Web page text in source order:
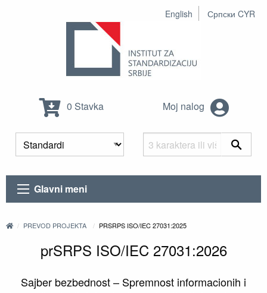
English Српски CYR
0 Stavka Moj nalog
Glavni meni
PREVOD PROJEKTA PRSRPS ISO/IEC 27031:2025
prSRPS ISO/IEC 27031:2026
Sajber bezbednost – Spremnost informacionih i